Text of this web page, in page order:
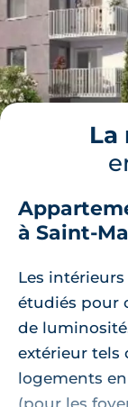
La
à Saint-
Les
étudiés pour
de
extérieur tels
logements
(pour les